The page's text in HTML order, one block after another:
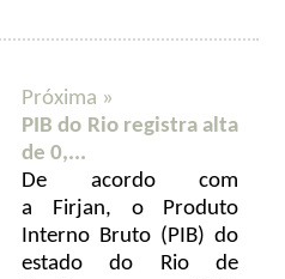
Próxima »
PIB do Rio registra alta
de 0,...
De acordo com
a Firjan, o Produto
Interno Bruto (PIB) do
estado do Rio de